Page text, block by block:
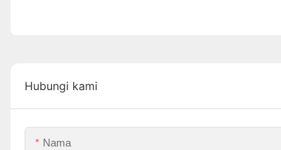
Hubungi kami
Nama